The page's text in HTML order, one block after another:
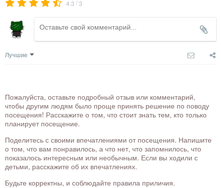
4.3 /3
Лучшие
Пожалуйста, оставьте подробный отзыв или комментарий,
чтобы другим людям было проще принять решение по поводу
посещения! Расскажите о том, что стоит знать тем, кто только
планирует посещение.
Поделитесь с своими впечатлениями от посещения. Напишите
о том, что вам понравилось, а что нет, что запомнилось, что
показалось интересным или необычным. Если вы ходили с
детьми, расскажите об их впечатлениях.
Будьте корректны, и соблюдайте правила приличия.